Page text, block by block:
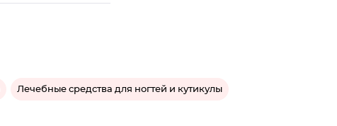
Лечебные средства для ногтей и кутикулы